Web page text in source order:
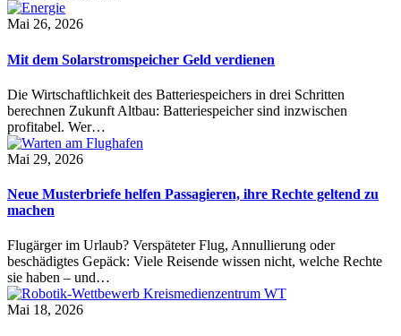
Mai 26, 2026
Mit dem Solarstromspeicher Geld verdienen
Die Wirtschaftlichkeit des Batteriespeichers in drei Schritten
berechnen Zukunft Altbau: Batteriespeicher sind inzwischen
profitabel. Wer…
Mai 29, 2026
Neue Musterbriefe helfen Passagieren, ihre Rechte geltend zu
machen
Flugärger im Urlaub? Verspäteter Flug, Annullierung oder
beschädigtes Gepäck: Viele Reisende wissen nicht, welche Rechte
sie haben – und…
Mai 18, 2026